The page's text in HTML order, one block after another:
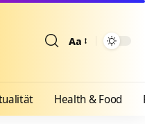
Aa
Health & Food